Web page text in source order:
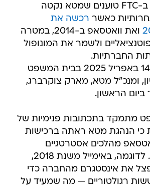
הפדרלית (FTC). ב-FTC טוענים שמטא נקטה
כאשר רכשה את
ואת וואטסאפ ב-2014, במטרה
ולשמר את המונופול
החברתיות.
המשפט החל ב-14 באפריל 2025 בבית המשפט
ומנכ"ל מטא, מארק צוקרברג,
הראשון.
מתמקד בתכתובות פנימיות של
הנהגת מטא ראתה ברכישות
מהלכים אסטרטגיים
להעלמת תחרות. לדוגמה, באימייל משנת 2018,
את אינסטגרם מהחברה כדי
רגולטוריים — מה שמעיד על